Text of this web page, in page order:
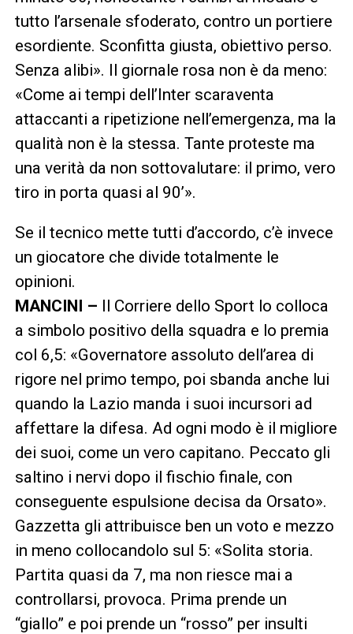
tutto l’arsenale sfoderato, contro un portiere
esordiente. Sconfitta giusta, obiettivo perso.
Senza alibi». Il giornale rosa non è da meno:
«Come ai tempi dell’Inter scaraventa
attaccanti a ripetizione nell’emergenza, ma la
qualità non è la stessa. Tante proteste ma
una verità da non sottovalutare: il primo, vero
tiro in porta quasi al 90’».
Se il tecnico mette tutti d’accordo, c’è invece
un giocatore che divide totalmente le
opinioni.
MANCINI – Il Corriere dello Sport lo colloca
a simbolo positivo della squadra e lo premia
col 6,5: «Governatore assoluto dell’area di
rigore nel primo tempo, poi sbanda anche lui
quando la Lazio manda i suoi incursori ad
affettare la difesa. Ad ogni modo è il migliore
dei suoi, come un vero capitano. Peccato gli
saltino i nervi dopo il fischio finale, con
conseguente espulsione decisa da Orsato».
Gazzetta gli attribuisce ben un voto e mezzo
in meno collocandolo sul 5: «Solita storia.
Partita quasi da 7, ma non riesce mai a
controllarsi, provoca. Prima prende un
“giallo” e poi prende un “rosso” per insulti